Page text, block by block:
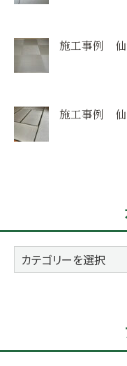
施工事例 仙
施工事例 仙
カ
テ